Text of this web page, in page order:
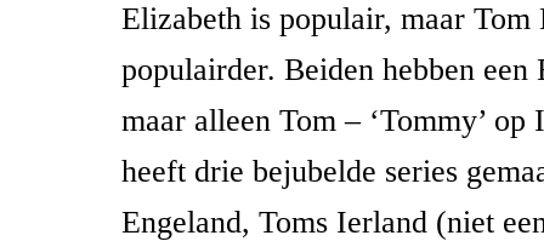
Elizabeth is populair, maar Tom
populairder. Beiden hebben een
maar alleen Tom – ‘Tommy’
heeft drie bejubelde series
Engeland, Toms Ierland (niet